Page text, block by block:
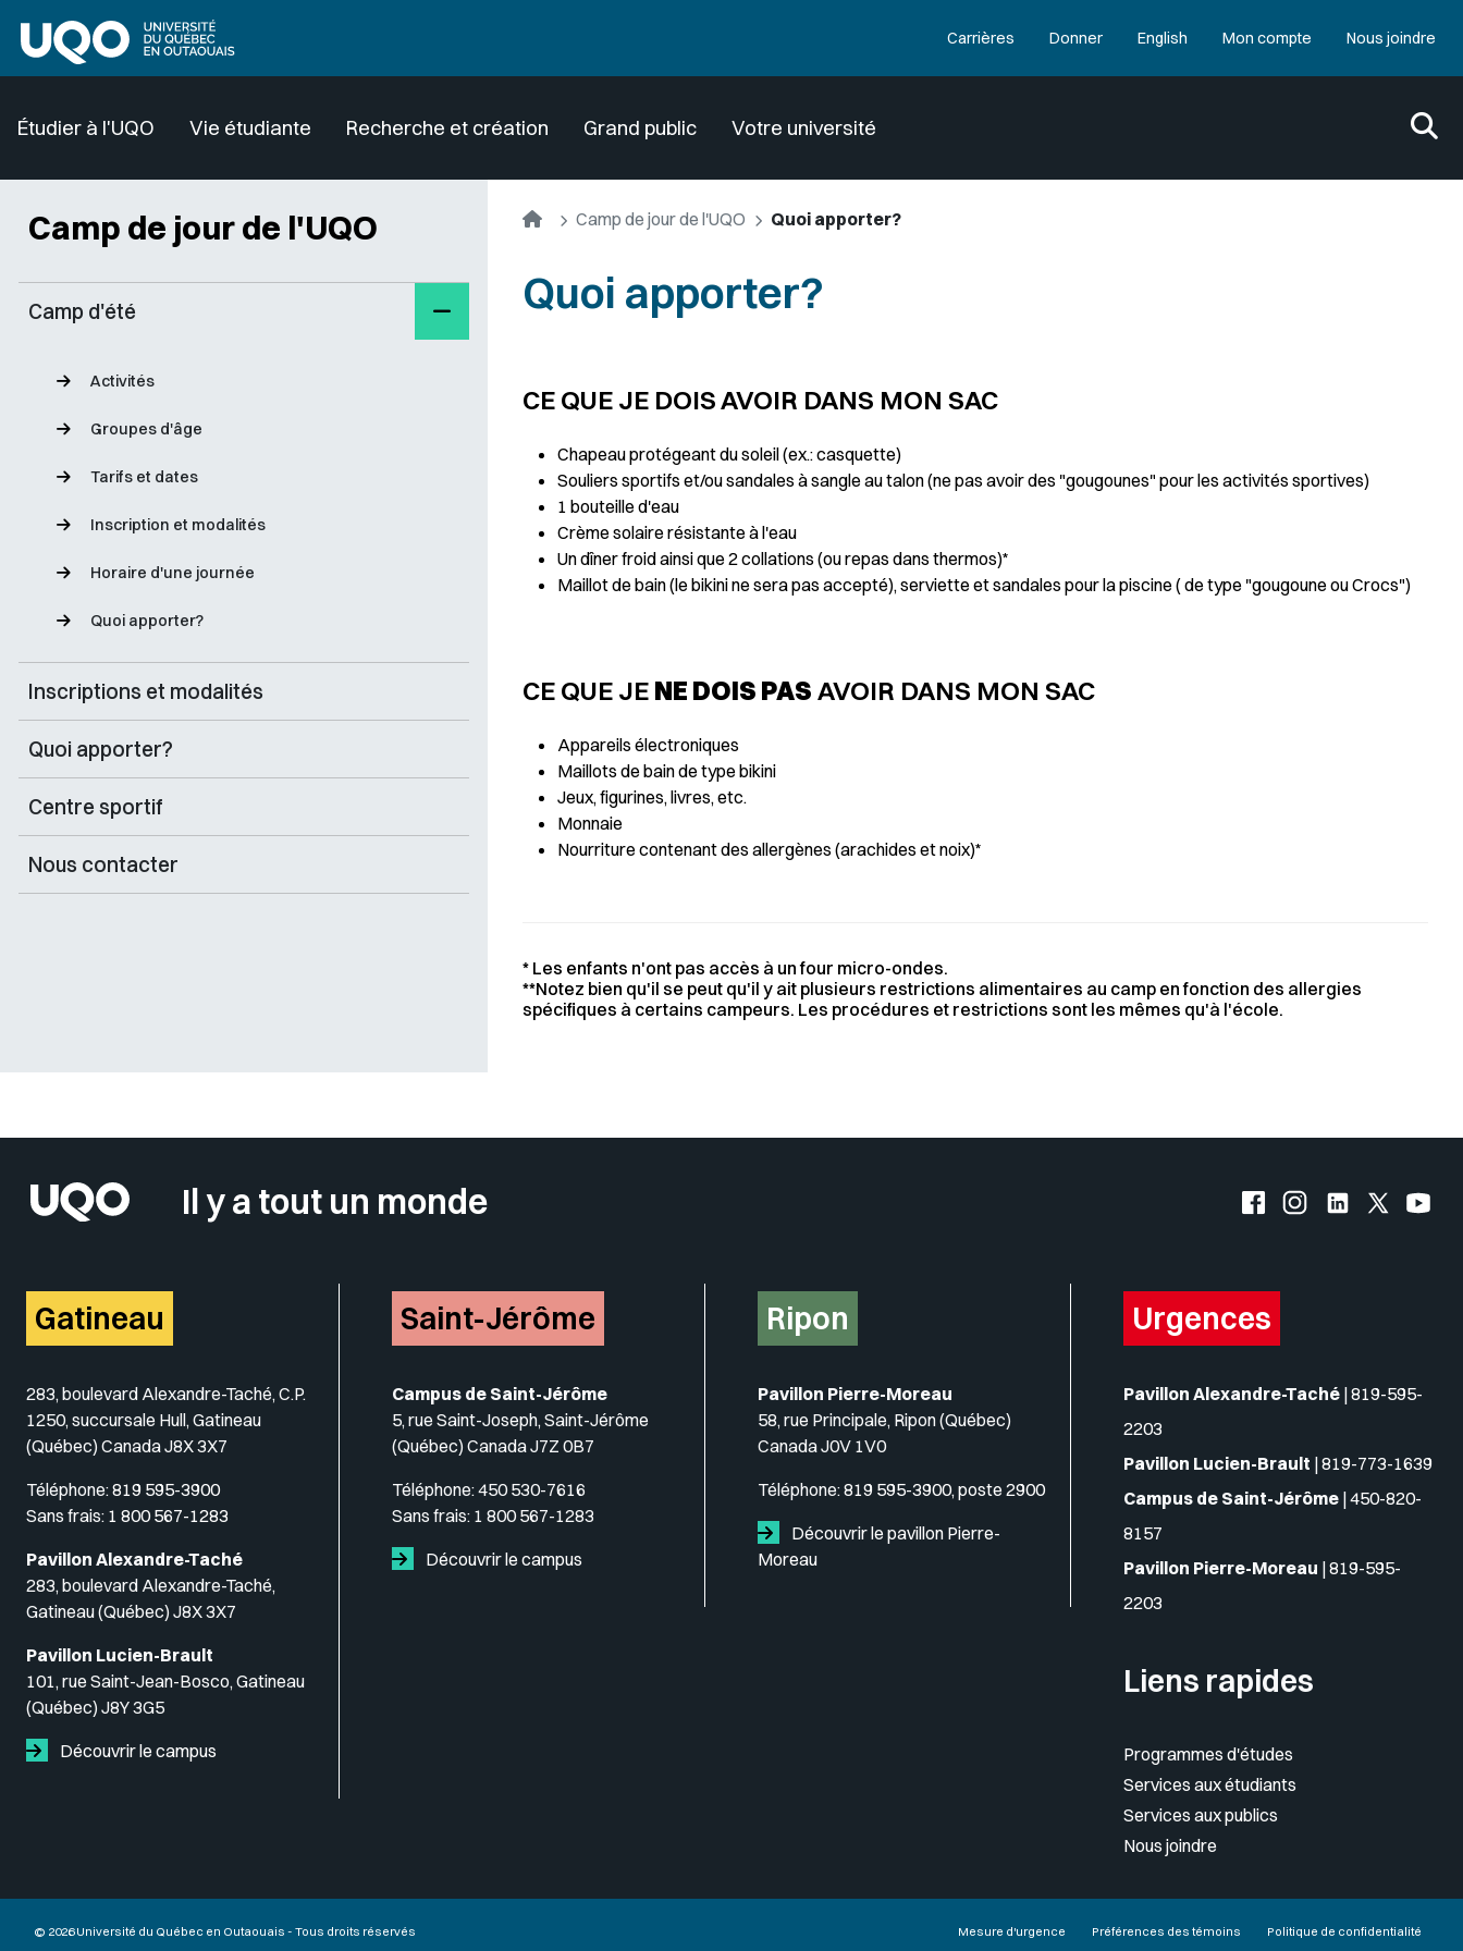
Carrières Donner English Mon compte Nous joindre
Étudier à l'UQO Vie étudiante Recherche et création Grand public Votre université
Camp de jour de l'UQO
Camp d'été
Activités
Groupes d'âge
Tarifs et dates
Inscription et modalités
Horaire d'une journée
Quoi apporter?
Inscriptions et modalités
Quoi apporter?
Centre sportif
Nous contacter
AccueilCamp de jour de l'UQO Quoi apporter?
Quoi apporter?
CE QUE JE DOIS AVOIR DANS MON SAC
Chapeau protégeant du soleil (ex.: casquette)
Souliers sportifs et/ou sandales à sangle au talon (ne pas avoir des "gougounes" pour les activités sportives)
1 bouteille d'eau
Crème solaire résistante à l'eau
Un dîner froid ainsi que 2 collations (ou repas dans thermos)*
Maillot de bain (le bikini ne sera pas accepté), serviette et sandales pour la piscine ( de type "gougoune ou Crocs")
CE QUE JE NE DOIS PAS AVOIR DANS MON SAC
Appareils électroniques
Maillots de bain de type bikini
Jeux, figurines, livres, etc.
Monnaie
Nourriture contenant des allergènes (arachides et noix)*
* Les enfants n'ont pas accès à un four micro-ondes.
**Notez bien qu'il se peut qu'il y ait plusieurs restrictions alimentaires au camp en fonction des allergies
spécifiques à certains campeurs. Les procédures et restrictions sont les mêmes qu'à l'école.
Insérer un pied de page avec des logos
Il y a tout un monde Facebook de l'UQO
Instagram de l'UQO
LinkedIn de
X
Gatineau
283, boulevard Alexandre-Taché, C.P.
1250, succursale Hull, Gatineau
(Québec) Canada J8X 3X7
Téléphone:819 595-3900
Sans frais: 1 800 567-1283
Pavillon Alexandre-Taché
283, boulevard Alexandre-Taché,
Gatineau (Québec) J8X 3X7
Pavillon Lucien-Brault
101, rue Saint-Jean-Bosco, Gatineau
(Québec) J8Y 3G5
Découvrir le campus
Saint-Jérôme
Campus de Saint-Jérôme
5, rue Saint-Joseph, Saint-Jérôme
(Québec) Canada J7Z 0B7
Téléphone:450 530-7616
Sans frais: 1 800 567-1283
Découvrir le campus
Ripon
Pavillon Pierre-Moreau
58, rue Principale, Ripon (Québec)
Canada J0V 1V0
Téléphone:819 595-3900, poste 2900
Découvrir le pavillon Pierre-
Moreau
Urgences
Pavillon Alexandre-Taché |819-595-
2203
Pavillon Lucien-Brault |819-773-1639
Campus de Saint-Jérôme |450-820-
8157
Pavillon Pierre-Moreau |819-595-
2203
Liens rapides
Programmes d'études
Services aux étudiants
Services aux publics
Nous joindre
© 2026 Université du Québec en Outaouais - Tous droits réservés Mesure d'urgence Préférences des témoins Politique de confidentialité